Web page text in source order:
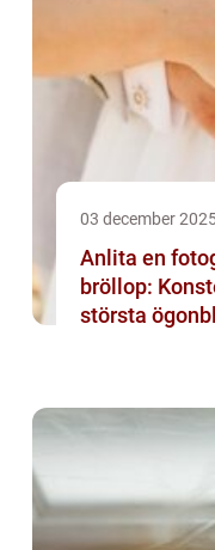
03 december
Anlita en
bröllop:
största